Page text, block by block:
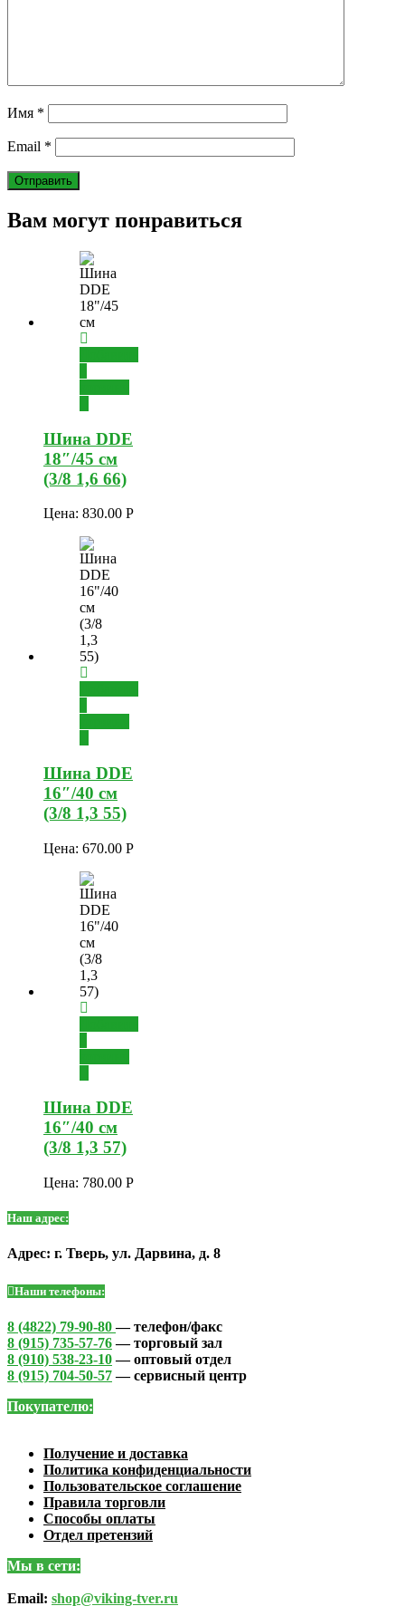
Имя *
Email *
Вам могут понравиться
Шина DDE
18″/45 см
(3/8 1,6 66)
Цена: 830.00 Р
Шина DDE
16″/40 см
(3/8 1,3 55)
Цена: 670.00 Р
Шина DDE
16″/40 см
(3/8 1,3 57)
Цена: 780.00 Р
Наш адрес:
Адрес: г. Тверь, ул. Дарвина, д. 8
Наши телефоны:
8 (4822) 79-90-80— телефон/факс
8 (915) 735-57-76— торговый зал
8 (910) 538-23-10— оптовый отдел
8 (915) 704-50-57— сервисный центр
Покупателю:
Получение и доставка
Политика конфиденциальности
Пользовательское соглашение
Правила торговли
Способы оплаты
Отдел претензий
Мы в сети:
Email: shop@viking-tver.ru